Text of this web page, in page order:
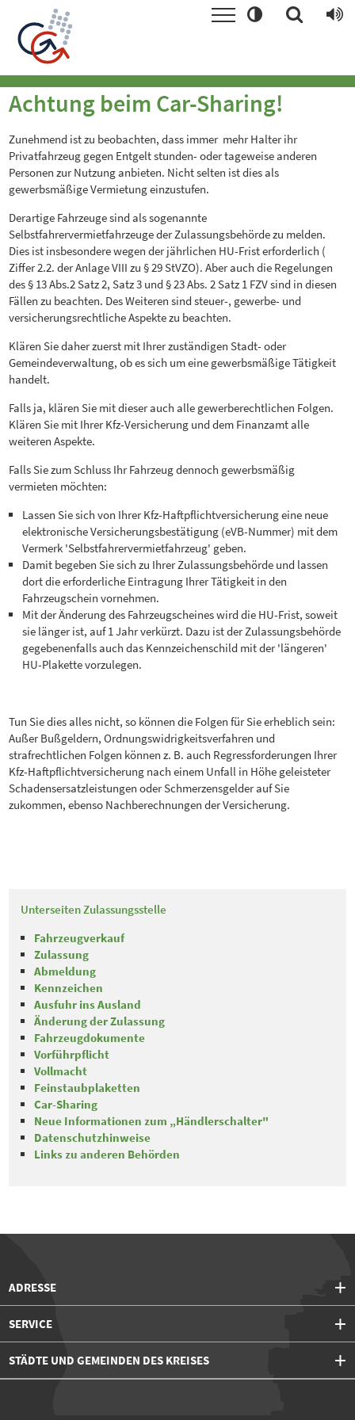
Achtung beim Car-Sharing!
Zunehmend ist zu beobachten, dass immer mehr Halter ihr
Privatfahrzeug gegen Entgelt stunden- oder tageweise anderen
Personen zur Nutzung anbieten. Nicht selten ist dies als
gewerbsmäßige Vermietung einzustufen.
Derartige Fahrzeuge sind als sogenannte
Selbstfahrervermietfahrzeuge der Zulassungsbehörde zu melden.
Dies ist insbesondere wegen der jährlichen HU-Frist erforderlich (
Ziffer 2.2. der Anlage VIII zu § 29 StVZO). Aber auch die Regelungen
des § 13 Abs.2 Satz 2, Satz 3 und § 23 Abs. 2 Satz 1 FZV sind in diesen
Fällen zu beachten. Des Weiteren sind steuer-, gewerbe- und
versicherungsrechtliche Aspekte zu beachten.
Klären Sie daher zuerst mit Ihrer zuständigen Stadt- oder
Gemeindeverwaltung, ob es sich um eine gewerbsmäßige Tätigkeit
handelt.
Falls ja, klären Sie mit dieser auch alle gewerberechtlichen Folgen.
Klären Sie mit Ihrer Kfz-Versicherung und dem Finanzamt alle
weiteren Aspekte.
Falls Sie zum Schluss Ihr Fahrzeug dennoch gewerbsmäßig
vermieten möchten:
Lassen Sie sich von Ihrer Kfz-Haftpflichtversicherung eine neue
elektronische Versicherungsbestätigung (eVB-Nummer) mit dem
Vermerk 'Selbstfahrervermietfahrzeug' geben.
Damit begeben Sie sich zu Ihrer Zulassungsbehörde und lassen
dort die erforderliche Eintragung Ihrer Tätigkeit in den
Fahrzeugschein vornehmen.
Mit der Änderung des Fahrzeugscheines wird die HU-Frist, soweit
sie länger ist, auf 1 Jahr verkürzt. Dazu ist der Zulassungsbehörde
gegebenenfalls auch das Kennzeichenschild mit der 'längeren'
HU-Plakette vorzulegen.
Tun Sie dies alles nicht, so können die Folgen für Sie erheblich sein:
Außer Bußgeldern, Ordnungswidrigkeitsverfahren und
strafrechtlichen Folgen können z. B. auch Regressforderungen Ihrer
Kfz-Haftpflichtversicherung nach einem Unfall in Höhe geleisteter
Schadensersatzleistungen oder Schmerzensgelder auf Sie
zukommen, ebenso Nachberechnungen der Versicherung.
Unterseiten Zulassungsstelle
Fahrzeugverkauf
Zulassung
Abmeldung
Kennzeichen
Ausfuhr ins Ausland
Änderung der Zulassung
Fahrzeugdokumente
Vorführpflicht
Vollmacht
Feinstaubplaketten
Car-Sharing
Neue Informationen zum „Händlerschalter"
Datenschutzhinweise
Links zu anderen Behörden
ADRESSE
SERVICE
STÄDTE UND GEMEINDEN DES KREISES